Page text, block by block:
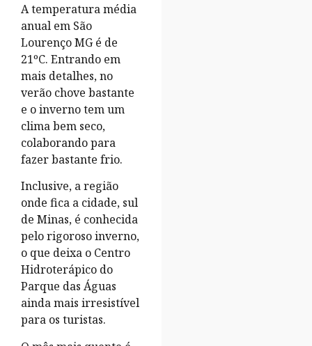
A temperatura média
anual em São
Lourenço MG é de
21ºC. Entrando em
mais detalhes, no
verão chove bastante
e o inverno tem um
clima bem seco,
colaborando para
fazer bastante frio.
Inclusive, a região
onde fica a cidade, sul
de Minas, é conhecida
pelo rigoroso inverno,
o que deixa o Centro
Hidroterápico do
Parque das Águas
ainda mais irresistível
para os turistas.